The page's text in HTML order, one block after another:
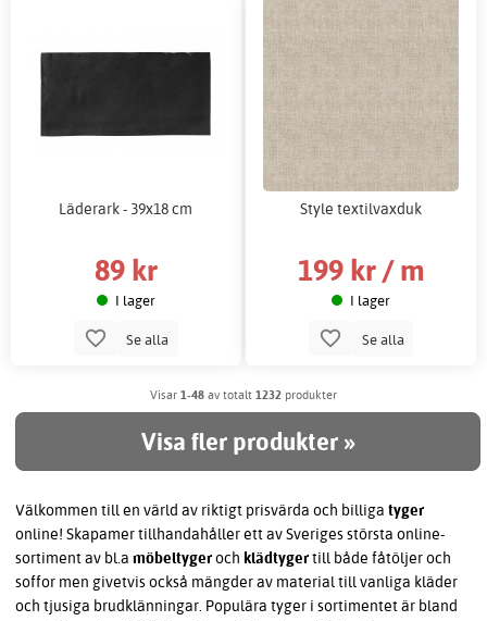
Läderark - 39x18 cm
89 kr
I lager
Se alla
Style textilvaxduk
199 kr / m
I lager
Se alla
Visar 1-48 av totalt 1232 produkter
Visa fler produkter »
Välkommen till en värld av riktigt prisvärda och billiga tyger
online! Skapamer tillhandahåller ett av Sveriges största online-
sortiment av bl.a möbeltygeroch klädtygertill både fåtöljer och
soffor men givetvis också mängder av material till vanliga kläder
och tjusiga brudklänningar. Populära tyger i sortimentet är bland